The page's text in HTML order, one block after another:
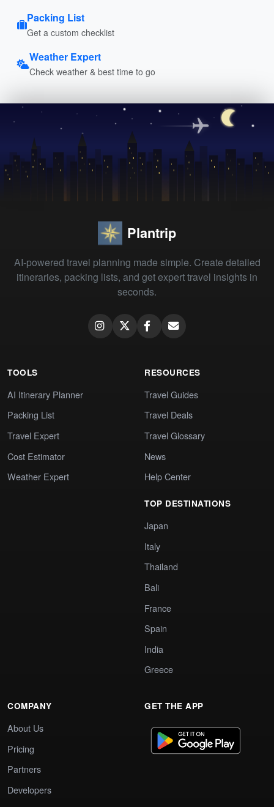
Packing List
Get a custom checklist
Weather Expert
Check weather & best time to go
Plantrip
AI-powered travel planning made simple. Create detailed
itineraries, packing lists, and get expert travel insights in
seconds.
TOOLS
AI Itinerary Planner
Packing List
Travel Expert
Cost Estimator
Weather Expert
RESOURCES
Travel Guides
Travel Deals
Travel Glossary
News
Help Center
TOP DESTINATIONS
Japan
Italy
Thailand
Bali
France
Spain
India
Greece
COMPANY
About Us
Pricing
Partners
Developers
GET THE APP